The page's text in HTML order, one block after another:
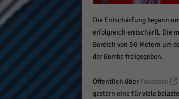
Die Entschärfung begann
erfolgreich entschärft. Die
Bereich von 50 Metern um
der Bombe freigegeben.
Öffentlich über Facebook
gestern eine für viele